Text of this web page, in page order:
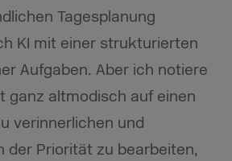
Tagesplanung
KI mit einer strukturierten
Aufgaben. Aber ich notiere
ganz altmodisch auf einen
verinnerlichen und
der Priorität zu bearbeiten,